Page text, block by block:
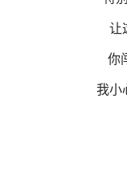
让
你
我小